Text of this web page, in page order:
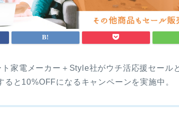
家電メーカー＋Style社がウチ活応援セール
と10%OFFになるキャンペーンを実施中。